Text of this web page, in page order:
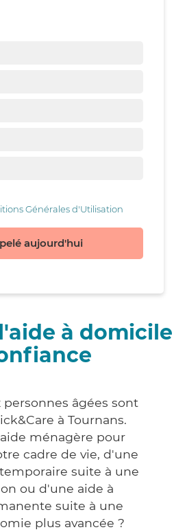
Générales d'Utilisation
aujourd'hui
à domicile
personnes âgées sont
à Tournans.
ménagère pour
cadre de vie, d'une
suite à une
ou d'une aide à
suite à une
plus avancée ?